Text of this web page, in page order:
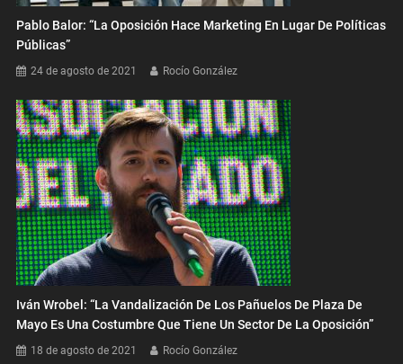
Pablo Balor: “La Oposición Hace Marketing En Lugar De Políticas
Públicas”
24 de agosto de 2021 Rocío González
Iván Wrobel: “La Vandalización De Los Pañuelos De Plaza De
Mayo Es Una Costumbre Que Tiene Un Sector De La Oposición”
18 de agosto de 2021 Rocío González